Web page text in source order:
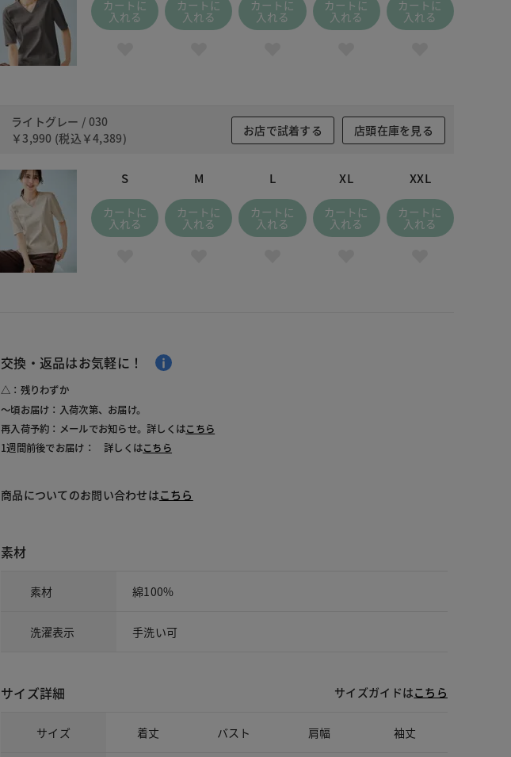
カートに
入れる
カートに
入れる
カートに
入れる
カートに
入れる
カートに
入れる
ライトグレー / 030
￥3,990 (税込 ￥4,389)
お店で試着する 店頭在庫を見る
S
カートに
入れる
M
カートに
入れる
L
カートに
入れる
XL
カートに
入れる
XXL
カートに
入れる
交換・返品はお気軽に！
△：残りわずか
～頃お届け：入荷次第、お届け。
再入荷予約：メールでお知らせ。詳しくはこちら
1週間前後でお届け： 詳しくはこちら
商品についてのお問い合わせはこちら
素材
素材 綿100%
洗濯表示 手洗い可
サイズ詳細 サイズガイドはこちら
サイズ 着丈 バスト 肩幅 袖丈